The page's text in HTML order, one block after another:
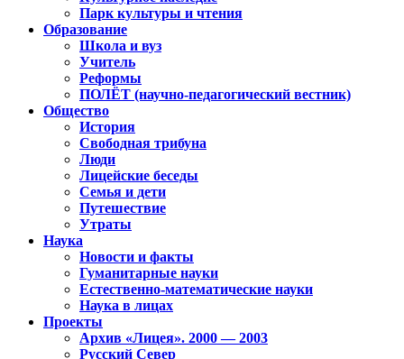
Парк культуры и чтения
Образование
Школа и вуз
Учитель
Реформы
ПОЛЁТ (научно-педагогический вестник)
Общество
История
Свободная трибуна
Люди
Лицейские беседы
Семья и дети
Путешествие
Утраты
Наука
Новости и факты
Гуманитарные науки
Естественно-математические науки
Наука в лицах
Проекты
Архив «Лицея». 2000 — 2003
Русский Север